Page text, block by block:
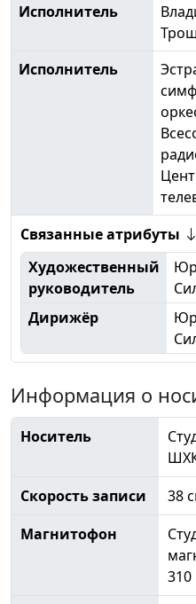
Исполнитель
Исполнитель
Связанные атрибуты
Художественный
руководитель
Дирижёр
Информация о
Носитель
Скорость записи
38
Магнитофон
310